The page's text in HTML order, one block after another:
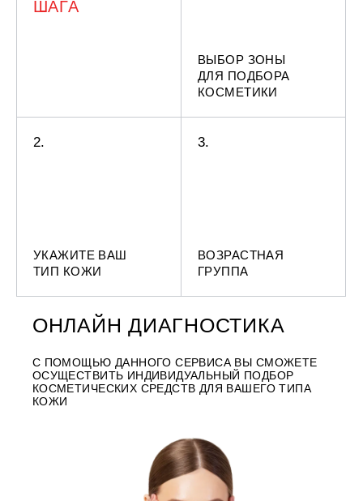
ШАГА
ВЫБОР ЗОНЫ
ДЛЯ ПОДБОРА
КОСМЕТИКИ
2.
УКАЖИТЕ ВАШ
ТИП КОЖИ
3.
ВОЗРАСТНАЯ
ГРУППА
ОНЛАЙН ДИАГНОСТИКА
С ПОМОЩЬЮ ДАННОГО СЕРВИСА ВЫ СМОЖЕТЕ
ОСУЩЕСТВИТЬ ИНДИВИДУАЛЬНЫЙ ПОДБОР
КОСМЕТИЧЕСКИХ СРЕДСТВ ДЛЯ ВАШЕГО ТИПА
КОЖИ